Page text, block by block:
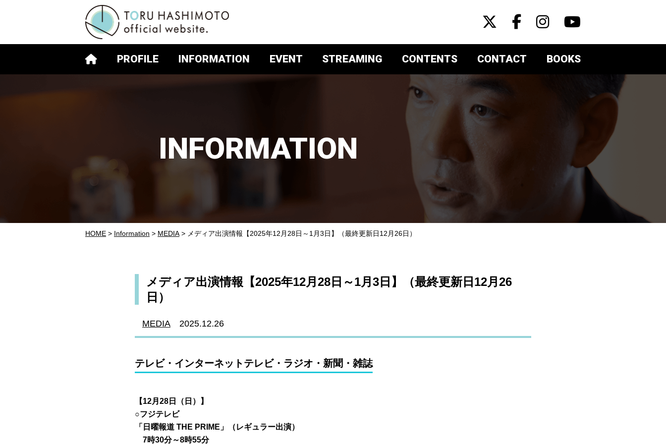
PROFILE INFORMATION EVENT STREAMING CONTENTS CONTACT BOOKS
INFORMATION
HOME > Information > MEDIA > メディア出演情報【2025年12月28日～1月3日】（最終更新日12月26日）
メディア出演情報【2025年12月28日～1月3日】（最終更新日12月26
日）
MEDIA 2025.12.26
テレビ・インターネットテレビ・ラジオ・新聞・雑誌
【12月28日（日）】
○フジテレビ
「日曜報道 THE PRIME 」（レギュラー出演）
7時30分～8時55分